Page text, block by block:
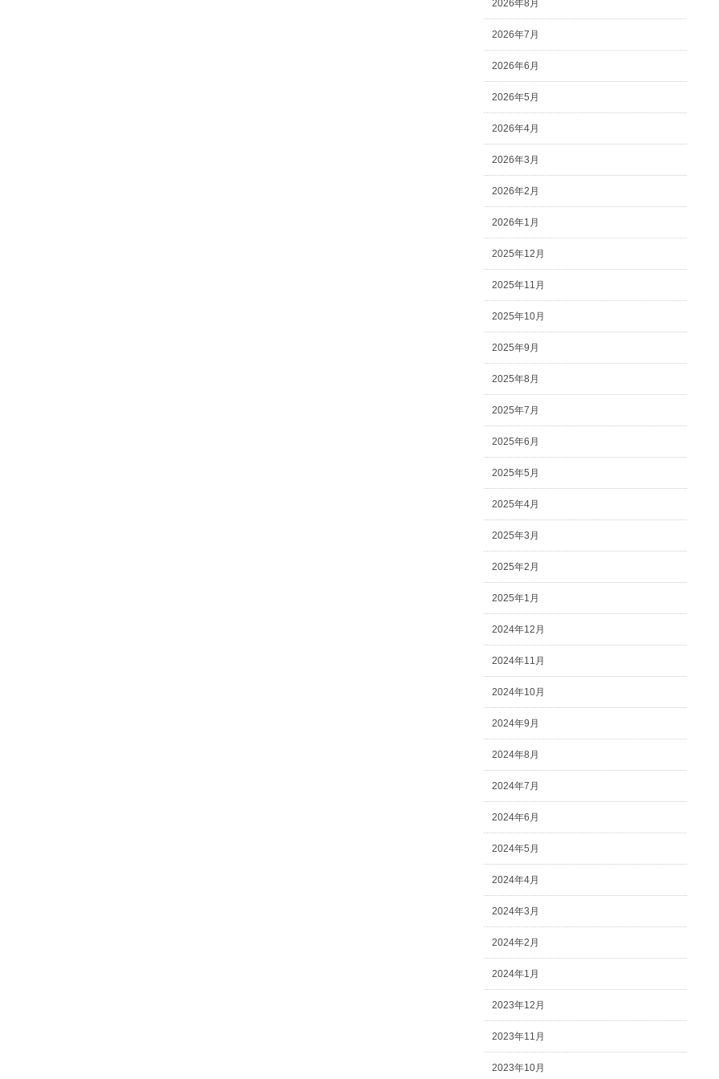
2026年8月
2026年7月
2026年6月
2026年5月
2026年4月
2026年3月
2026年2月
2026年1月
2025年12月
2025年11月
2025年10月
2025年9月
2025年8月
2025年7月
2025年6月
2025年5月
2025年4月
2025年3月
2025年2月
2025年1月
2024年12月
2024年11月
2024年10月
2024年9月
2024年8月
2024年7月
2024年6月
2024年5月
2024年4月
2024年3月
2024年2月
2024年1月
2023年12月
2023年11月
2023年10月